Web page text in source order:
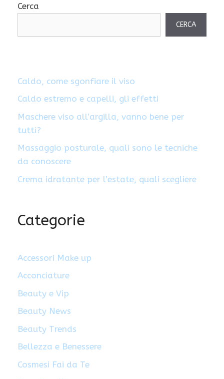
Cerca
CERCA
Caldo, come sgonfiare il viso
Caldo estremo e capelli, gli effetti
Maschere viso all’argilla, vanno bene per
tutti?
Massaggio posturale, quali sono le tecniche
da conoscere
Crema idratante per l’estate, quali scegliere
Categorie
Accessori Make up
Acconciature
Beauty e Vip
Beauty News
Beauty Trends
Bellezza e Benessere
Cosmesi Fai da Te